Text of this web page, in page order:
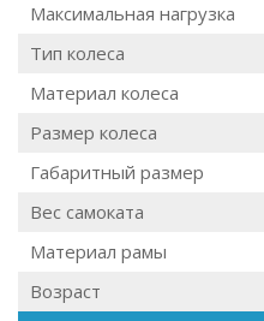
Максимальная нагрузка
Тип колеса
Материал колеса
Размер колеса
Габаритный размер
Вес самоката
Материал рамы
Возраст